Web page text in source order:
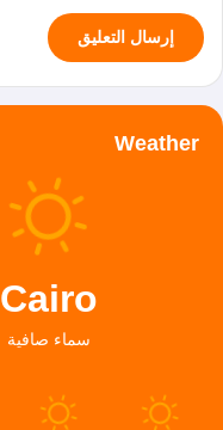
Weather
Cairo
سماء صافية